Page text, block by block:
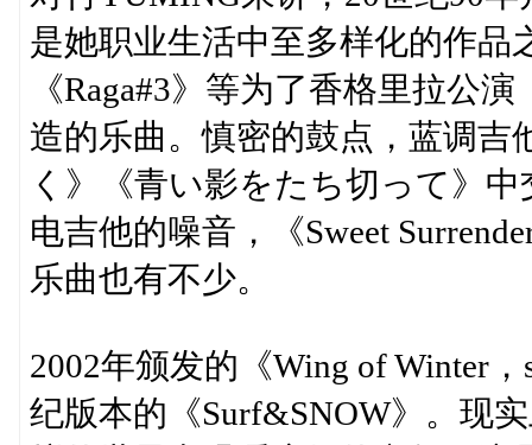
是她职业生活中至多样化的作品
《Raga#3》等为了香格里拉公
造的乐曲。慎密的鼓点，蓝调
く》《青い影をたち切って》
电吉他的噪音，《Sweet
乐曲也有不少。
2002年颁发的《Wing of Winter
纪版本的《Surf&SNOW》。现